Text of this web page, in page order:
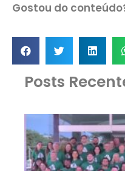
Gostou do
Posts